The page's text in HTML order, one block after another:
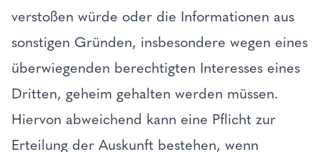
verstoßen würde oder die Informationen aus
sonstigen Gründen, insbesondere wegen eines
überwiegenden berechtigten Interesses eines
Dritten, geheim gehalten werden müssen.
Hiervon abweichend kann eine Pflicht zur
Erteilung der Auskunft bestehen, wenn